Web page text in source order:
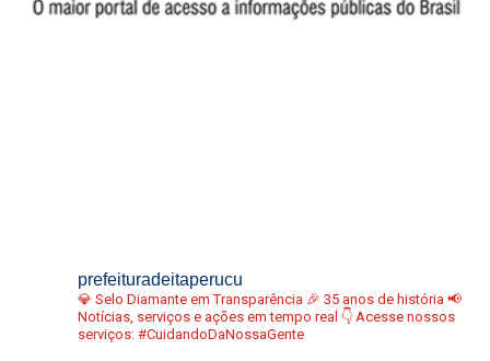
prefeituradeitaperucu
💎 Selo Diamante em Transparência 🎉 35 anos de história 📢
Notícias, serviços e ações em tempo real 👇 Acesse nossos
serviços: #CuidandoDaNossaGente